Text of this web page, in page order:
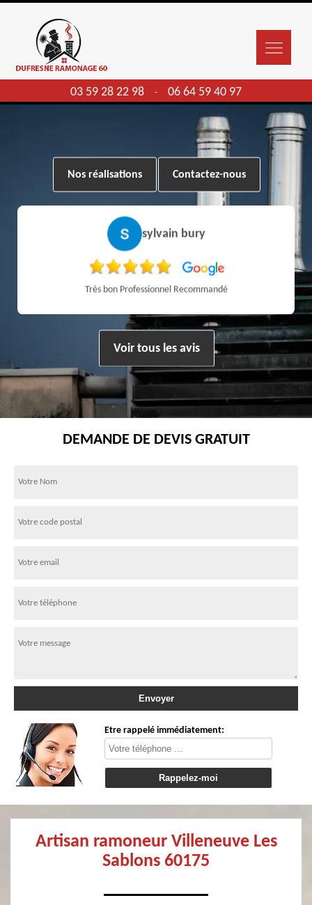
03 59 28 22 98 - 06 64 59 40 97
Nos réalisations Contactez-nous
sylvain bury
Très bon Professionnel Recommandé
Voir tous les avis
DEMANDE DE DEVIS GRATUIT
Etre rappelé immédiatement:
Artisan ramoneur Villeneuve Les
Sablons 60175